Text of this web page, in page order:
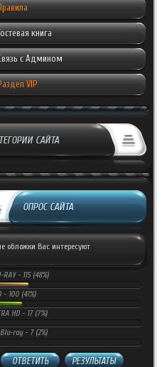
книга
с Админом
VIP
САЙТА
ОПРОС САЙТА
обложки Вас интересуют
RAY - 115 (48%)
- 100 (41%)
HD - 17 (7%)
ray - 7 (2%)
ОТВЕТИТЬ РЕЗУЛЬТАТЫ